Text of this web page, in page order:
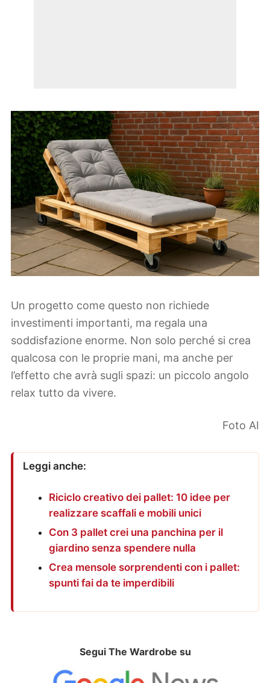
Un progetto come questo non richiede
investimenti importanti, ma regala una
soddisfazione enorme. Non solo perché si crea
qualcosa con le proprie mani, ma anche per
l’effetto che avrà sugli spazi: un piccolo angolo
relax tutto da vivere.
Foto AI
Leggi anche:
Riciclo creativo dei pallet: 10 idee per
realizzare scaffali e mobili unici
Con 3 pallet crei una panchina per il
giardino senza spendere nulla
Crea mensole sorprendenti con i pallet:
spunti fai da te imperdibili
Segui The Wardrobe su